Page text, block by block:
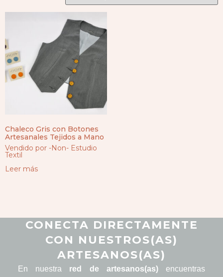
Chaleco Gris con Botones
Artesanales Tejidos a Mano
Vendido por -Non- Estudio
Textil
Leer más
CONECTA DIRECTAMENTE
CON NUESTROS(AS)
ARTESANOS(AS)
En nuestra red de artesanos(as)encuentras